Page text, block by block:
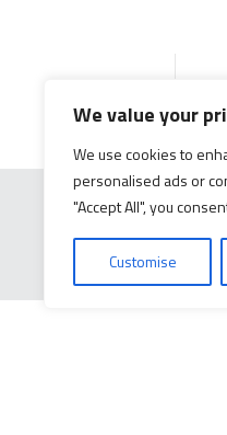
We value your
We use cookies to
personalised ads or
"Accept All", you
Customise
Inicio